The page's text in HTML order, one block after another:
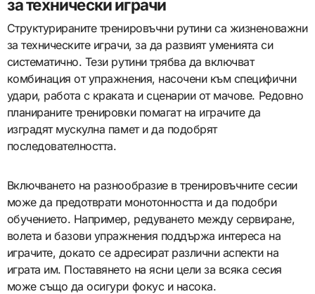
за технически играчи
Структурираните тренировъчни рутини са жизненоважни
за техническите играчи, за да развият уменията си
систематично. Тези рутини трябва да включват
комбинация от упражнения, насочени към специфични
удари, работа с краката и сценарии от мачове. Редовно
планираните тренировки помагат на играчите да
изградят мускулна памет и да подобрят
последователността.
Включването на разнообразие в тренировъчните сесии
може да предотврати монотонността и да подобри
обучението. Например, редуването между сервиране,
волета и базови упражнения поддържа интереса на
играчите, докато се адресират различни аспекти на
играта им. Поставянето на ясни цели за всяка сесия
може също да осигури фокус и насока.